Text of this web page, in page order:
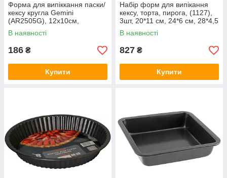
Форма для випіккання паски/
кексу кругла Gemini
(AR2505G), 12х10см,
Вуглецева сталь, сіра,
Ardesto, Арт.49730
В наявності
186 ₴
Купити
Набір форм для випікання
кексу, торта, пирога, (1127),
3шт, 20*11 см, 24*6 см, 28*4,5
см, Вуглецева сталь,
В наявності
827 ₴
Купити